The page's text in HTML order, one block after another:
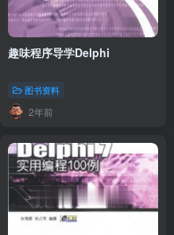
趣味程序导学Delphi
图书资料
2年前